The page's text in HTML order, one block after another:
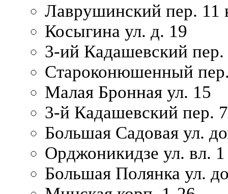
Лаврушинский пер. 11
Косыгина ул. д. 19
3-ий Кадашевский пер.
Староконюшенный
Малая Бронная ул. 15
3-й Кадашевский пер.
Большая Садовая ул.
Орджоникидзе ул. вл. 1
Большая Полянка ул.